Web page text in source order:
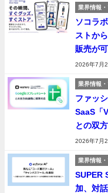
業界情報
ソコラ
ストか
販売が
2026年7月
業界情報
ファッ
SaaS「
との双
2026年7月
業界情報
SUPER
加、対